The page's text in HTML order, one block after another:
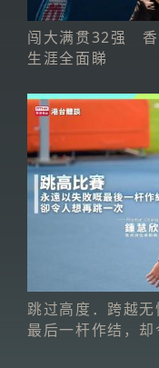
闯大满贯32强
生涯全面睇
跳过高度．跨越
最后一杆作结，却